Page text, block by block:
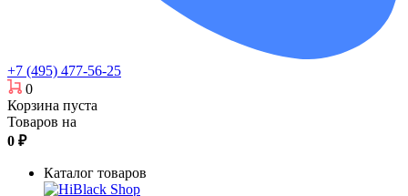
+7 (495) 477-56-25
0
Корзина пуста
Товаров на
0 ₽
Каталог товаров